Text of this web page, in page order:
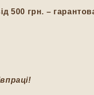
500 грн. –